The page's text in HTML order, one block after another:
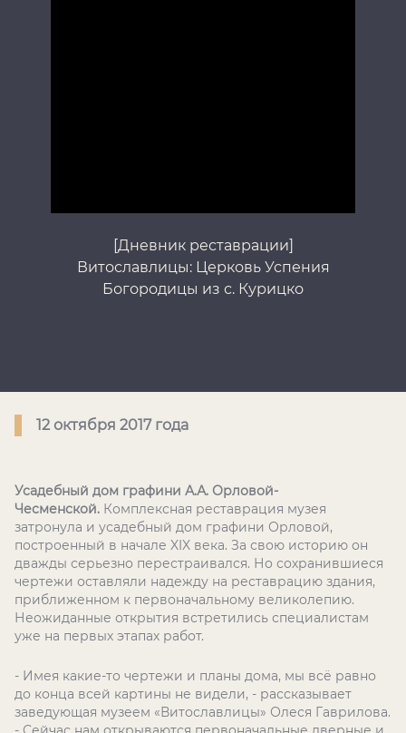
[Дневник реставрации]
Витославлицы: Церковь Успения
Богородицы из с. Курицко
12 октября 2017 года
Усадебный дом графини А.А. Орловой-
Чесменской. Комплексная реставрация музея
затронула и усадебный дом графини Орловой,
построенный в начале XIX века. За свою историю он
дважды серьезно перестраивался. Но сохранившиеся
чертежи оставляли надежду на реставрацию здания,
приближенном к первоначальному великолепию.
Неожиданные открытия встретились специалистам
уже на первых этапах работ.
- Имея какие-то чертежи и планы дома, мы всё равно
до конца всей картины не видели, - рассказывает
заведующая музеем «Витославлицы» Олеся Гаврилова.